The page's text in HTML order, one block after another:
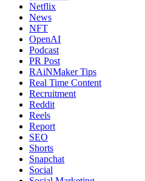
Netflix
News
NFT
OpenAI
Podcast
PR Post
RAiNMaker Tips
Real Time Content
Recruitment
Reddit
Reels
Report
SEO
Shorts
Snapchat
Social